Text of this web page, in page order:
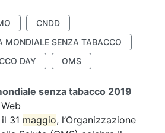
CNDD
MONDIALE SENZA TABACCO
DAY
OMS
senza tabacco 2019
31 maggio, l’Organizzazione